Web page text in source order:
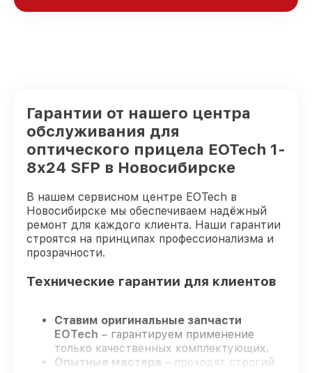
Гарантии от нашего центра
обслуживания для
оптического прицела EOTech 1-
8x24 SFP в Новосибирске
В нашем сервисном центре EOTech в
Новосибирске мы обеспечиваем надёжный
ремонт для каждого клиента. Наши гарантии
строятся на принципах профессионализма и
прозрачности.
Технические гарантии для клиентов
Ставим оригинальные запчасти
EOTech – гарантируем применение
только качественных комплектующих.
Опытные мастера – проходят строгий